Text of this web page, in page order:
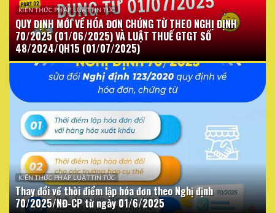
KIẾN THỨC PHÁP LUẬT TIN TỨC
QUY ĐỊNH MỚI VỀ HÓA ĐƠN CHỨNG TỪ THEO NGHỊ ĐỊNH
70/2025 (01/06/2025) VÀ LUẬT THUẾ GTGT SỐ
48/2024/QH15 (01/07/2025)
KIẾN THỨC PHÁP LUẬT TIN TỨC
Thay đổi về thời điểm lập hóa đơn theo Nghị định
70/2025/NĐ-CP từ ngày 01/6/2025